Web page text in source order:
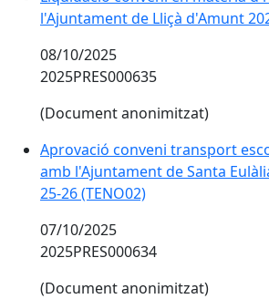
l'Ajuntament de Lliçà d'Amunt
08/10/2025
2025PRES000635
(Document anonimitzat)
Aprovació conveni transport
amb l'Ajuntament de Santa
25-26 (TENO02)
07/10/2025
2025PRES000634
(Document anonimitzat)